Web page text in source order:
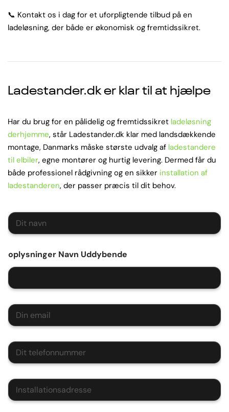
📞 Kontakt os i dag for et uforpligtende tilbud på en
ladeløsning, der både er økonomisk og fremtidssikret.
Ladestander.dk er klar til at hjælpe
Har du brug for en pålidelig og fremtidssikret ladeløsning
derhjemme, står Ladestander.dk klar med landsdækkende
montage, Danmarks måske største udvalg af ladestandere
til elbiler, egne montører og hurtig levering. Dermed får du
både professionel rådgivning og en sikker installation af
ladestanderen, der passer præcis til dit behov.
N
a
v
*
oplysninger Navn Uddybende
E
m
a
l
*
T
e
l
f
o
n
I
n
s